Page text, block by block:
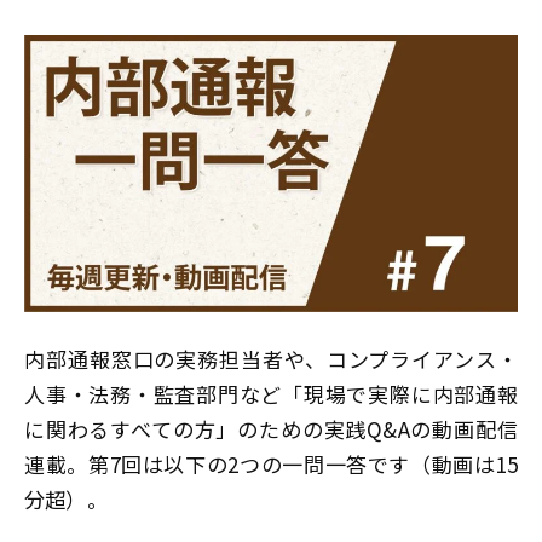
セミナー情報
内部通報窓口の実務担当者や、コンプライアンス・
人事・法務・監査部門など「現場で実際に内部通報
に関わるすべての方」のための実践Q&Aの動画配信
連載。第7回は以下の2つの一問一答です（動画は15
分超）。